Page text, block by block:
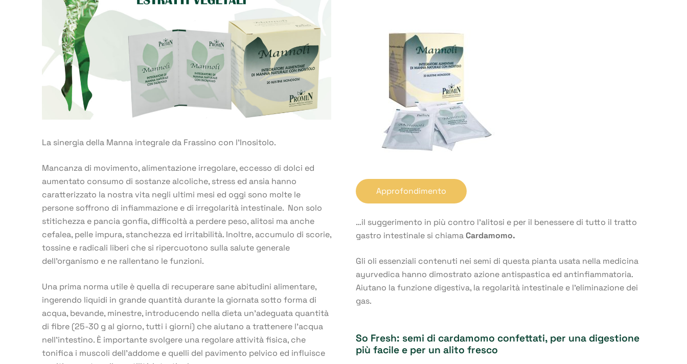
La sinergia della Manna integrale da Frassino con l’Inositolo.
Mancanza di movimento, alimentazione irregolare, eccesso di dolci ed
aumentato consumo di sostanze alcoliche, stress ed ansia hanno
caratterizzato la nostra vita negli ultimi mesi ed oggi sono molte le
persone soffrono di infiammazione e di irregolarità intestinale. Non solo
stitichezza e pancia gonfia, difficoltà a perdere peso, alitosi ma anche
cefalea, pelle impura, stanchezza ed irritabilità. Inoltre, accumulo di scorie,
tossine e radicali liberi che si ripercuotono sulla salute generale
dell’organismo e ne rallentano le funzioni.
Una prima norma utile è quella di recuperare sane abitudini alimentare,
ingerendo liquidi in grande quantità durante la giornata sotto forma di
acqua, bevande, minestre, introducendo nella dieta un’adeguata quantità
di fibre (25-30 g al giorno, tutti i giorni) che aiutano a trattenere l’acqua
nell’intestino. È importante svolgere una regolare attività fisica, che
tonifica i muscoli dell’addome e quelli del pavimento pelvico ed influisce
Approfondimento
…il suggerimento in più contro l’alitosi e per il benessere di tutto il tratto
gastro intestinale si chiamaCardamomo.
Gli oli essenziali contenuti nei semi di questa pianta usata nella medicina
ayurvedica hanno dimostrato azione antispastica ed antinfiammatoria.
Aiutano la funzione digestiva, la regolarità intestinale e l’eliminazione dei
gas.
So Fresh: semi di cardamomo confettati, per una digestione
più facile e per un alito fresco